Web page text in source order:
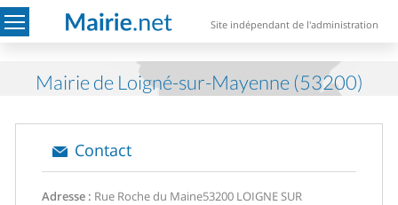
Site indépendant de l'administration
Mairie de Loigné-sur-Mayenne (53200)
Contact
Adresse : Rue Roche du Maine53200 LOIGNE SUR